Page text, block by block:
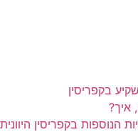
איך?
הנוספות בקפריסין